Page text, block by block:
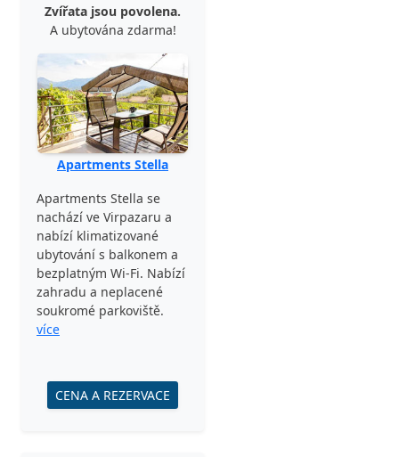
Zvířata jsou povolena.
A ubytována zdarma!
Apartments Stella
Apartments Stella se
nachází ve Virpazaru a
nabízí klimatizované
ubytování s balkonem a
bezplatným Wi-Fi. Nabízí
zahradu a neplacené
soukromé parkoviště.
více
CENA A REZERVACE